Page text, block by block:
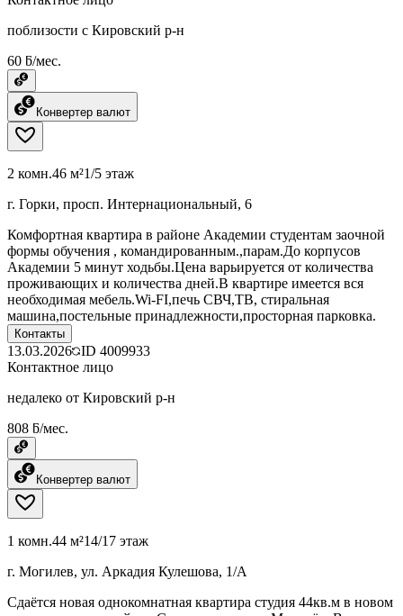
поблизости с Кировский р-н
60 ƃ/мес.
Конвертер валют
2 комн.46 м²1/5 этаж
г. Горки, просп. Интернациональный, 6
Комфортная квартира в районе Академии студентам заочной
формы обучения , командированным.,парам.До корпусов
Академии 5 минут ходьбы.Цена варьируется от количества
проживающих и количества дней.В квартире имеется вся
необходимая мебель.Wi-FI,печь СВЧ,ТВ, стиральная
машина,постельные принадлежности,просторная парковка.
Контакты
13.03.2026 ID 4009933
Контактное лицо
недалеко от Кировский р-н
808 ƃ/мес.
Конвертер валют
1 комн.44 м²14/17 этаж
г. Могилев, ул. Аркадия Кулешова, 1/А
Сдаётся новая однокомнатная квартира студия 44кв.м в новом